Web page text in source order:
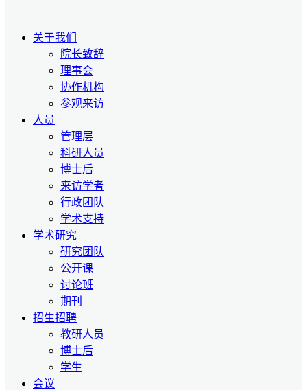
关于我们
院长致辞
理事会
协作机构
参观来访
人员
管理层
科研人员
博士后
来访学者
行政团队
学术支持
学术研究
研究团队
公开课
讨论班
期刊
招生招聘
教研人员
博士后
学生
会议